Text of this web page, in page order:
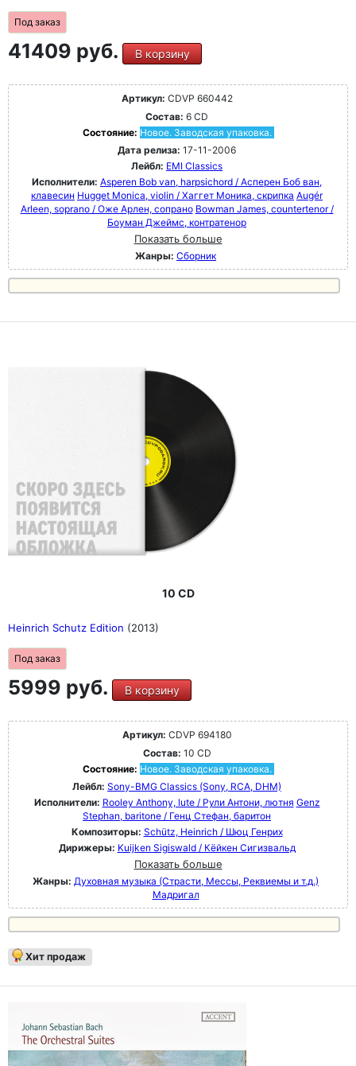
Под заказ
41409 руб. В корзину
Артикул: CDVP 660442
Состав: 6 CD
Состояние: Новое. Заводская упаковка.
Дата релиза: 17-11-2006
Лейбл: EMI Classics
Исполнители: Asperen Bob van, harpsichord / Асперен Боб ван,
клавесин Hugget Monica, violin / Хаггет Моника, скрипка Augér
Arleen, soprano / Оже Арлен, сопрано Bowman James, countertenor /
Боуман Джеймс, контратенор
Показать больше
Жанры: Сборник
10 CD
Heinrich Schutz Edition (2013)
Под заказ
5999 руб. В корзину
Артикул: CDVP 694180
Состав: 10 CD
Состояние: Новое. Заводская упаковка.
Лейбл: Sony-BMG Classics (Sony, RCA, DHM)
Исполнители: Rooley Anthony, lute / Рули Антони, лютня Genz
Stephan, baritone / Генц Стефан, баритон
Композиторы: Schütz, Heinrich / Шюц Генрих
Дирижеры: Kuijken Sigiswald / Кёйкен Сигизвальд
Показать больше
Жанры: Духовная музыка (Страсти, Мессы, Реквиемы и т.д.)
Мадригал
Хит продаж